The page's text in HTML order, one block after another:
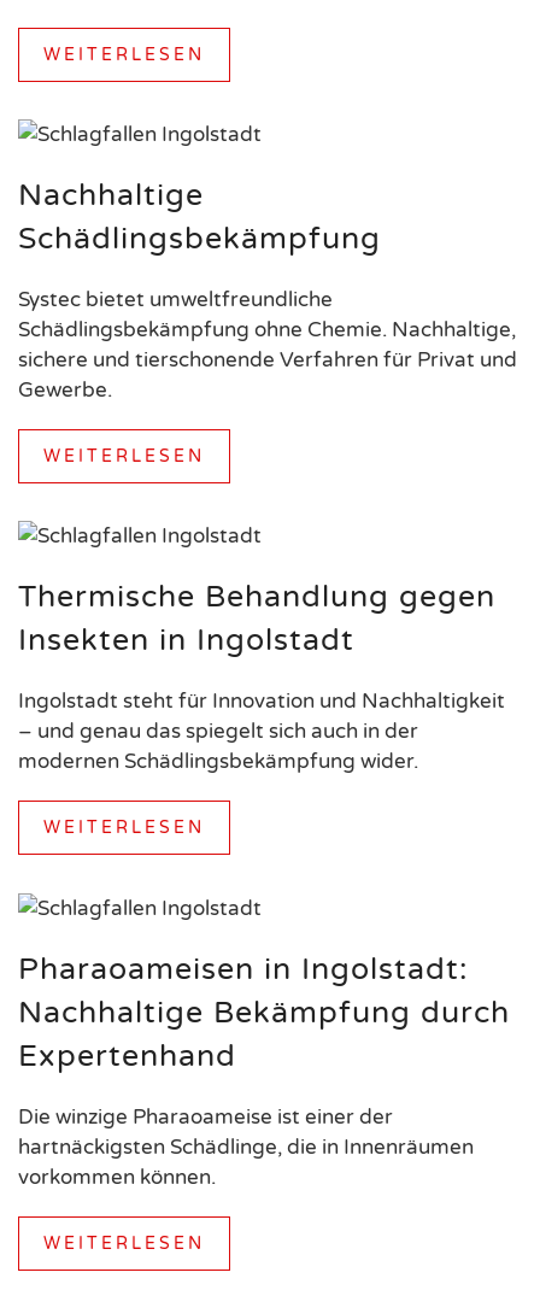
WEITERLESEN
Nachhaltige
Schädlingsbekämpfung
Systec bietet umweltfreundliche
Schädlingsbekämpfung ohne Chemie. Nachhaltige,
sichere und tierschonende Verfahren für Privat und
Gewerbe.
WEITERLESEN
Thermische Behandlung gegen
Insekten in Ingolstadt
Ingolstadt steht für Innovation und Nachhaltigkeit
– und genau das spiegelt sich auch in der
modernen Schädlingsbekämpfung wider.
WEITERLESEN
Pharaoameisen in Ingolstadt:
Nachhaltige Bekämpfung durch
Expertenhand
Die winzige Pharaoameise ist einer der
hartnäckigsten Schädlinge, die in Innenräumen
vorkommen können.
WEITERLESEN